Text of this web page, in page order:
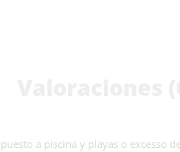
a piscina y playas o excesso